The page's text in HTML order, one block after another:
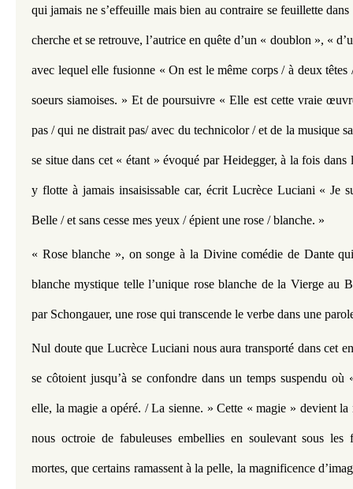
qui jamais ne s’effeuille mais bien au contraire se feuillette
cherche et se retrouve, l’autrice en quête d’un « doublon », «
avec lequel elle fusionne « On est le même corps / à deux têtes
soeurs siamoises. » Et de poursuivre « Elle est cette vraie
pas / qui ne distrait pas/ avec du technicolor / et de la musique
se situe dans cet « étant » évoqué par Heidegger, à la fois dans
y flotte à jamais insaisissable car, écrit Lucrèce Luciani « Je
Belle / et sans cesse mes yeux / épient une rose / blanche. »
« Rose blanche », on songe à la Divine comédie de Dante
blanche mystique telle l’unique rose blanche de la Vierge au
par Schongauer, une rose qui transcende le verbe dans une
Nul doute que Lucrèce Luciani nous aura transporté dans cet
se côtoient jusqu’à se confondre dans un temps suspendu
elle, la magie a opéré. / La sienne. » Cette « magie » devient
nous octroie de fabuleuses embellies en soulevant sous
mortes, que certains ramassent à la pelle, la magnificence